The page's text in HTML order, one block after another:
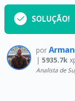
SOLUÇÃO!
por
| 5935.7k
Analista de